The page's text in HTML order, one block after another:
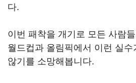
다.
이번 패착을 개기로 모든 사람
월드컵과 올림픽에서 이런 실수
않기를 소망해봅니다.